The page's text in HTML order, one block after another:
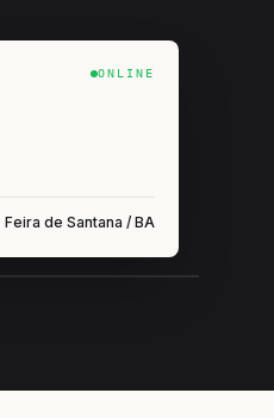
ONLINE
Feira de Santana / BA